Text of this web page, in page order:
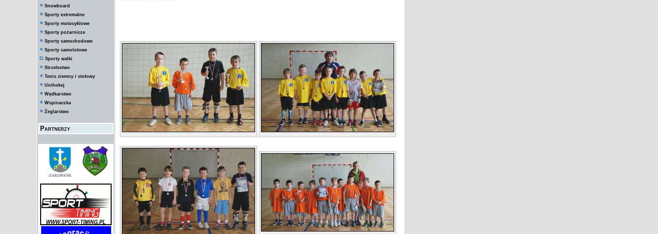
Snowboard
Sporty extremalne
Sporty motocyklowe
Sporty pożarnicze
Sporty samochodowe
Sporty samolotowe
Sporty walki
Strzelectwo
Tenis ziemny i stołowy
Unihokej
Wędkarstwo
Wspinaczka
Żeglarstwo
Partnerzy